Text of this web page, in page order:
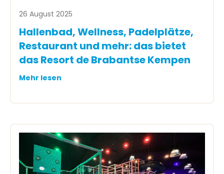
26 August 2025
Hallenbad, Wellness, Padelplätze,
Restaurant und mehr: das bietet
das Resort de Brabantse Kempen
Mehr lesen